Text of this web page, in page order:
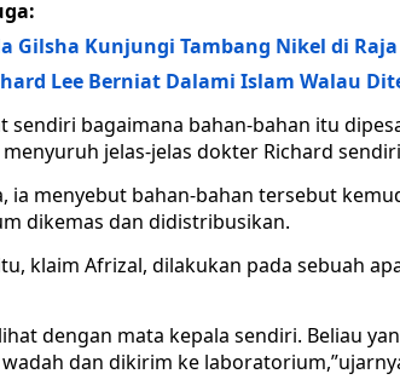
Gilsha Kunjungi Tambang Nikel di
Lee Berniat Dalami Islam Walau
sendiri bagaimana bahan-bahan itu
jelas-jelas dokter Richard
ia menyebut bahan-bahan tersebut
dikemas dan didistribusikan.
klaim Afrizal, dilakukan pada sebuah
dengan mata kepala sendiri. Beliau
dan dikirim ke